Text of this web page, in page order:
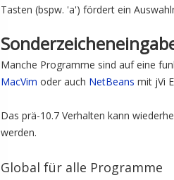
Tasten (bspw. 'a') fördert ein
Manche Programme sind auf eine
MacVim oder auch NetBeans mit jVi
Das prä-10.7 Verhalten kann
werden.
Global für alle Programme